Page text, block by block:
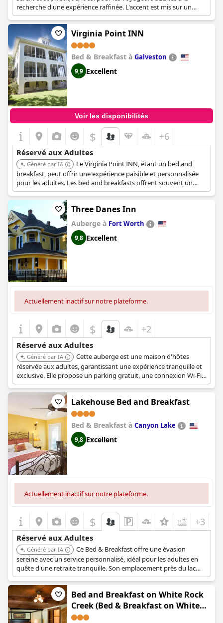
recherche d'une expérience raffinée. L'accent est mis sur un
service personnalisé et une atmosphère relaxante. L'hôtel
présente une décoration unique et des chambres confortables.
Virginia Point INN
Bed & Breakfast à Galveston
9,9 Excellent
Voir les disponibilités
$ +6
Réservé aux Adultes
Généré par IA
Le Virginia Point INN, étant un bed and
breakfast, peut offrir une expérience paisible et personnalisée
pour les adultes. Les bed and breakfasts offrent souvent un
cadre plus intime que les grands hôtels, ce qui peut être idéal
pour ceux qui recherchent une escapade relaxante. Le charme
unique et le service individualisé peuvent contribuer à un séjour
mémorable.
Three Danes Inn
Auberge à Fort Worth
9,8 Excellent
Actuellement inactif sur notre plateforme.
$ +2
Réservé aux Adultes
Généré par IA
Cette auberge est une maison d'hôtes
réservée aux adultes, garantissant une expérience tranquille et
exclusive. Elle propose un parking gratuit, une connexion Wi-Fi
gratuite et une terrasse pour la détente. Le personnel attentif
contribue à un séjour paisible et confortable.
Lakehouse Bed and Breakfast
Bed & Breakfast à Canyon Lake
9,8 Excellent
Actuellement inactif sur notre plateforme.
$ +3
Réservé aux Adultes
Généré par IA
Ce Bed & Breakfast offre une évasion
sereine avec un service personnalisé, idéal pour les adultes en
quête d'une retraite tranquille. Son emplacement près du lac
Canyon offre des opportunités pour des activités paisibles au
bord du lac.
Bed and Breakfast on White Rock
Creek (Bed & Breakfast on White
Rock Creek)